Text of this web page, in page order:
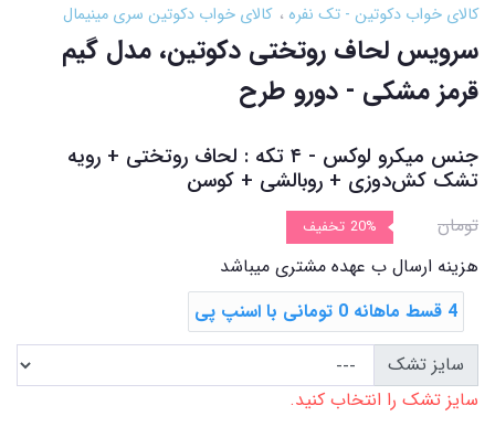
کالای خواب دکوتین - تک نفره کالای خواب دکوتین سری مینیمال
سرویس لحاف روتختی دکوتین، مدل گیم
قرمز مشکی - دورو طرح
جنس میکرو لوکس - ۴ تکه : لحاف روتختی + رویه
تشک ‌کش‌دوزی + روبالشی + کوسن
تومان 20% تخفیف
هزینه ارسال ب عهده مشتری میباشد
4 قسط ماهانه 0 تومانی با اسنپ ‌پی
سایز تشک
سایز تشک را انتخاب کنید.